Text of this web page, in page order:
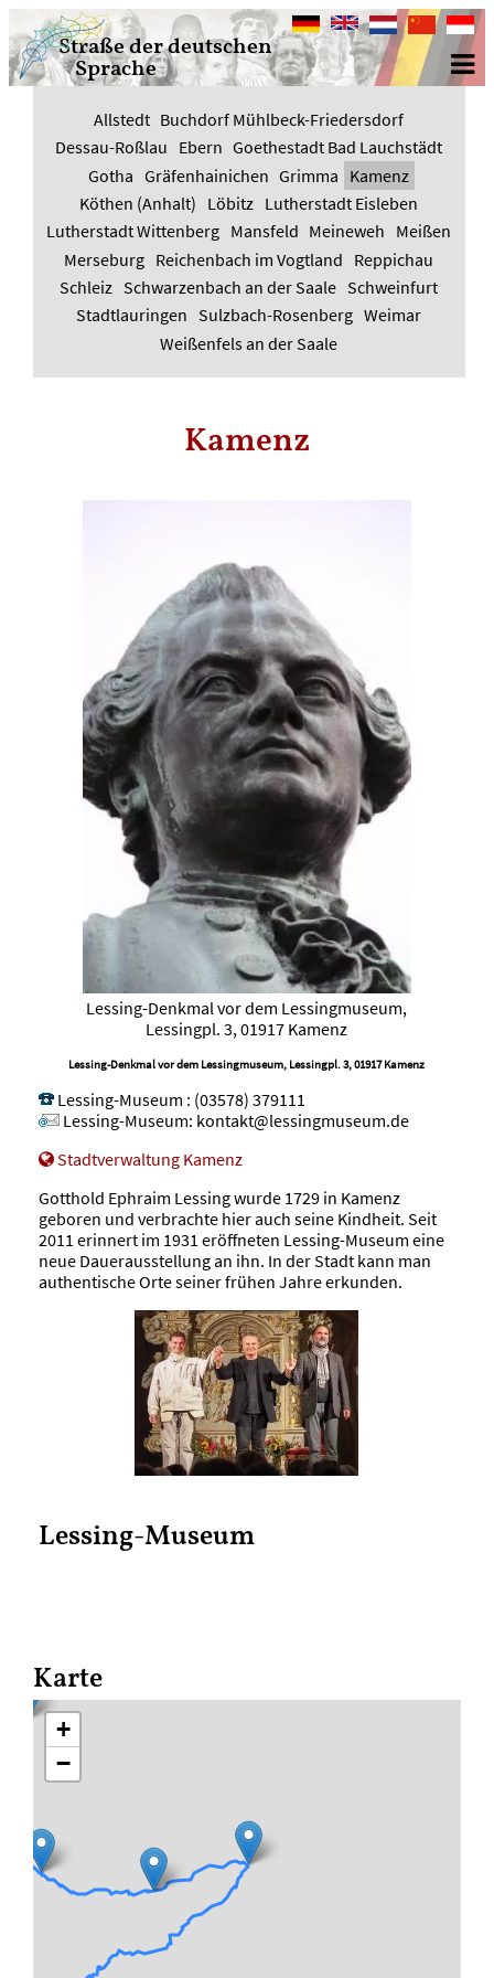
Straße der deutschen
Sprache
DeutschEnglishNederlands
中
Bahasa
Allstedt Buchdorf Mühlbeck-Friedersdorf
Dessau-Roßlau Ebern Goethestadt Bad Lauchstädt
Gotha Gräfenhainichen Grimma Kamenz
Köthen (Anhalt) Löbitz Lutherstadt Eisleben
Lutherstadt Wittenberg Mansfeld Meineweh Meißen
Merseburg Reichenbach im Vogtland Reppichau
Schleiz Schwarzenbach an der Saale Schweinfurt
Stadtlauringen Sulzbach-Rosenberg Weimar
Weißenfels an der Saale
Kamenz
Lessing-Denkmal vor dem Lessingmuseum,
Lessingpl. 3, 01917 Kamenz
Lessing-Denkmal vor dem Lessingmuseum, Lessingpl. 3, 01917 Kamenz
Lessing-Museum : (03578) 379111
Lessing-Museum: kontakt@lessingmuseum.de
Stadtverwaltung Kamenz
Gotthold Ephraim Lessing wurde 1729 in Kamenz
geboren und verbrachte hier auch seine Kindheit. Seit
2011 erinnert im 1931 eröffneten Lessing-Museum eine
neue Dauerausstellung an ihn. In der Stadt kann man
authentische Orte seiner frühen Jahre erkunden.
Lessing-Museum
Karte
+
−